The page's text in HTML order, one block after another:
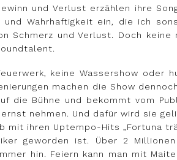
und Verlust erzählen ihre
Wahrhaftigkeit ein, die ich
Schmerz und Verlust. Doch
keine Wassershow
machen die Show
die Bühne und bekommt vom
nehmen. Und dafür wird sie
mit ihren Uptempo-Hits „Fortuna
geworden ist. Über 2
hin. Feiern kann man mit